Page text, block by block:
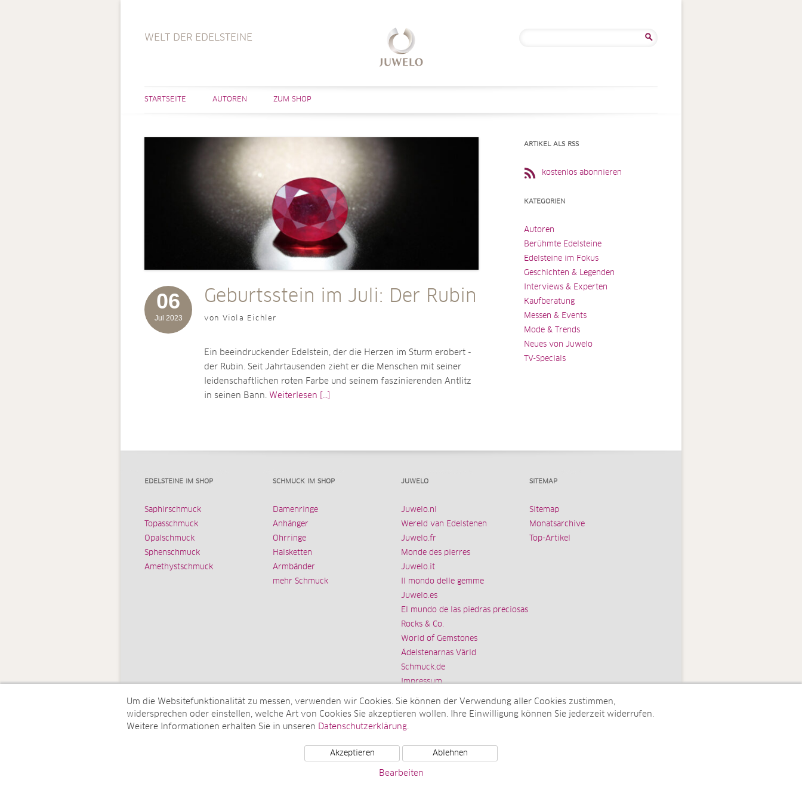
WELT DER EDELSTEINE
STARTSEITE AUTOREN ZUM SHOP
06
Jul 2023
Geburtsstein im Juli: Der Rubin
von Viola Eichler
Ein beeindruckender Edelstein, der die Herzen im Sturm erobert -
der Rubin. Seit Jahrtausenden zieht er die Menschen mit seiner
leidenschaftlichen roten Farbe und seinem faszinierenden Antlitz
in seinen Bann. Weiterlesen [...]
ARTIKEL ALS RSS
kostenlos abonnieren
KATEGORIEN
Autoren
Berühmte Edelsteine
Edelsteine im Fokus
Geschichten & Legenden
Interviews & Experten
Kaufberatung
Messen & Events
Mode & Trends
Neues von Juwelo
TV-Specials
EDELSTEINE IM SHOP
Saphirschmuck
Topasschmuck
Opalschmuck
Sphenschmuck
Amethystschmuck
SCHMUCK IM SHOP
Damenringe
Anhänger
Ohrringe
Halsketten
Armbänder
mehr Schmuck
JUWELO
Juwelo.nl
Wereld van Edelstenen
Juwelo.fr
Monde des pierres
Juwelo.it
Il mondo delle gemme
Juwelo.es
El mundo de las piedras preciosas
Rocks & Co.
World of Gemstones
Ädelstenarnas Värld
Schmuck.de
Impressum
SITEMAP
Sitemap
Monatsarchive
Top-Artikel
© Juwelo Deutschland GmbH (ein Tochterunternehmen der elumeo SE)
Um die Websitefunktionalität zu messen, verwenden wir Cookies. Sie können der Verwendung aller Cookies zustimmen,
widersprechen oder einstellen, welche Art von Cookies Sie akzeptieren wollen. Ihre Einwilligung können Sie jederzeit widerrufen.
Weitere Informationen erhalten Sie in unseren Datenschutzerklärung.
Akzeptieren Ablehnen
Bearbeiten